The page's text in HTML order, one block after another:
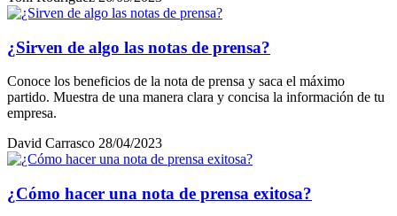
¿Sirven de algo las notas de prensa?
Conoce los beneficios de la nota de prensa y saca el máximo
partido. Muestra de una manera clara y concisa la información de tu
empresa.
David Carrasco 28/04/2023
¿Cómo hacer una nota de prensa exitosa?